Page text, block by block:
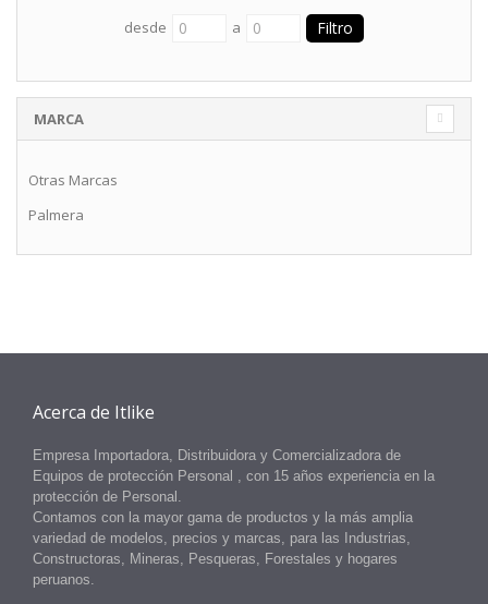
desde a
MARCA
Otras Marcas
Palmera
Acerca de Itlike
Empresa Importadora, Distribuidora y Comercializadora de
Equipos de protección Personal , con 15 años experiencia en la
protección de Personal.
Contamos con la mayor gama de productos y la más amplia
variedad de modelos, precios y marcas, para las Industrias,
Constructoras, Mineras, Pesqueras, Forestales y hogares
peruanos.